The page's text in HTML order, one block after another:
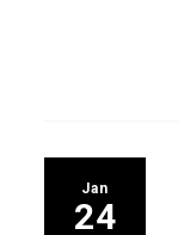
Jan
24